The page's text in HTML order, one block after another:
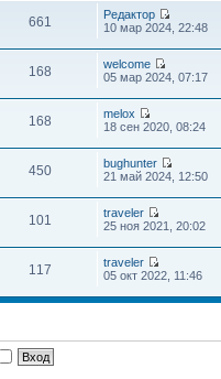
661
Редактор
10 мар 2024, 22:48
168
welcome
05 мар 2024, 07:17
168
melox
18 сен 2020, 08:24
450
bughunter
21 май 2024, 12:50
101
traveler
25 ноя 2021, 20:02
117
traveler
05 окт 2022, 11:46